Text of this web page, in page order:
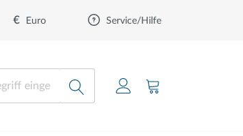
€ Euro Service/Hilfe